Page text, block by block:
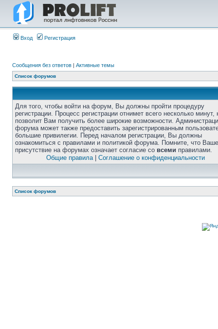
Вход Регистрация
Сообщения без ответов | Активные темы
Список форумов
Для того, чтобы войти на форум, Вы должны пройти процедуру
регистрации. Процесс регистрации отнимет всего несколько минут,
позволит Вам получить более широкие возможности.
форума может также предоставить зарегистрированным
большие привилегии. Перед началом регистрации, Вы должны
ознакомиться с правилами и политикой форума. Помните, что Ваше
присутствие на форумах означает согласие со всеми правилами.
Общие правила| Соглашение о конфиденциальности
Список форумов